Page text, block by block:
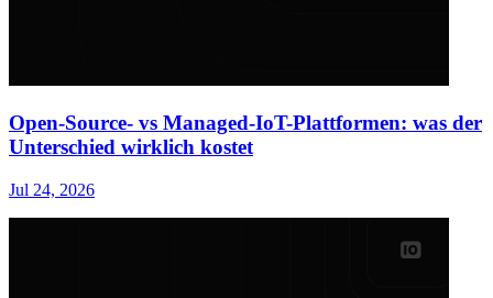
Open-Source- vs Managed-IoT-Plattformen: was der
Unterschied wirklich kostet
Jul 24, 2026